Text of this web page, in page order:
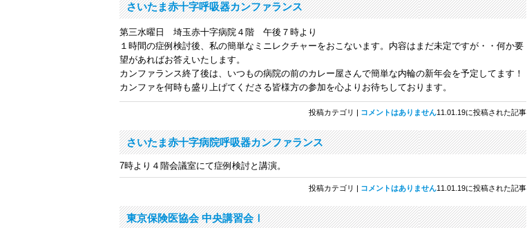
さいたま赤十字呼吸器カンファランス
第三水曜日 埼玉赤十字病院４階 午後７時より
１時間の症例検討後、私の簡単なミニレクチャーをおこないます。内容はまだ未定ですが・・何か要
望があればお答えいたします。
カンファランス終了後は、いつもの病院の前のカレー屋さんで簡単な内輪の新年会を予定してます！
カンファを何時も盛り上げてくださる皆様方の参加を心よりお待ちしております。
投稿カテゴリ | コメントはありません11.01.19に投稿された記事
さいたま赤十字病院呼吸器カンファランス
7時より４階会議室にて症例検討と講演。
投稿カテゴリ | コメントはありません11.01.19に投稿された記事
東京保険医協会 中央講習会Ⅰ